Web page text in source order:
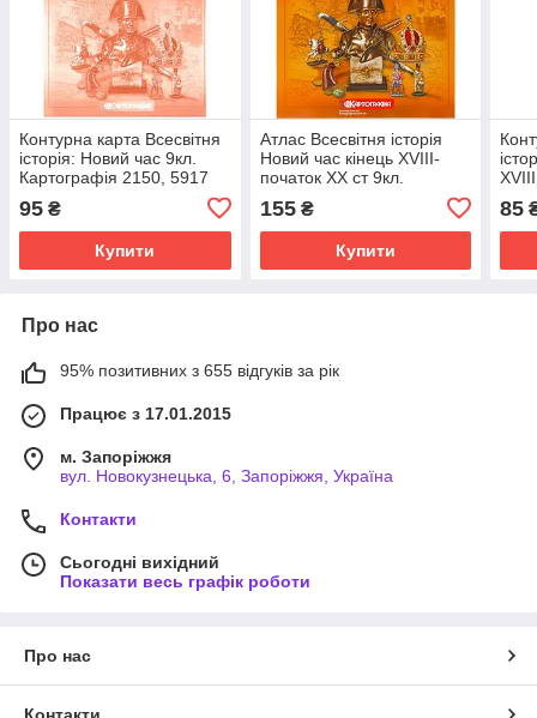
Контурна карта Всесвітня
історія: Новий час 9кл.
Картографія 2150, 5917
95 ₴
Купити
Атлас Всесвітня історія
Новий час кінець XVIIІ-
початок XX ст 9кл.
155₴
Купити
85
Про нас
95% позитивних з 655 відгуків за рік
Працює з 17.01.2015
м. Запоріжжя
вул. Новокузнецька, 6, Запоріжжя, Україна
Контакти
Сьогодні вихідний
Показати весь графік роботи
Про нас
Контакти